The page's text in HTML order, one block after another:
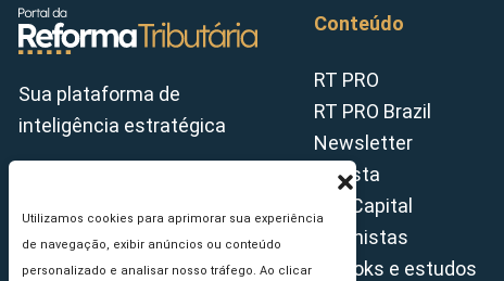
Utilizamos cookies para aprimorar sua experiência
de navegação, exibir anúncios ou conteúdo
personalizado e analisar nosso tráfego. Ao clicar
Sua plataforma de
inteligência estratégica
Conteúdo
RT PRO
RT PRO Brazil
Newsletter
Revista
Tax Capital
Colunistas
E-books e estudos